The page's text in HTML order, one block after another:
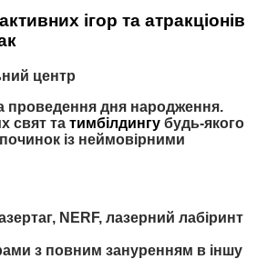
ігор та атракціонів
центр
проведення дня народження.
свят та тимбілдингу будь-якого
із неймовірними
NERF, лазерний лабіринт
з повним зануренням в іншу